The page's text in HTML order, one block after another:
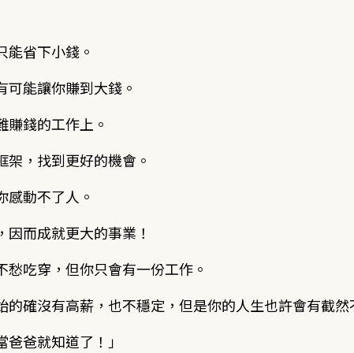
省下小錢。
能讓你賺到大錢。
錢的工作上。
，找到更好的機會。
動不了人。
而成就更大的事業！
吃穿，但你只會有一份工作。
確沒有高薪，也不穩定，但是你的人生也許會有截然
爸就知道了！」